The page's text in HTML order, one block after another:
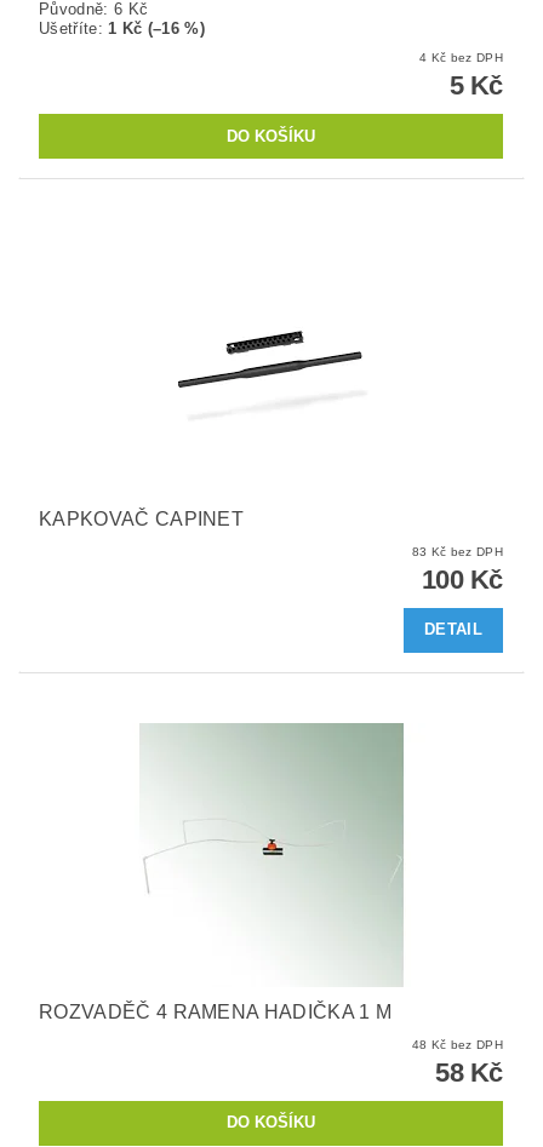
Původně: 6 Kč
Ušetříte:1 Kč (–16 %)
4 Kč bez DPH
5 Kč
KAPKOVAČ CAPINET
83 Kč bez DPH
100 Kč
DETAIL
ROZVADĚČ 4 RAMENA HADIČKA 1 M
48 Kč bez DPH
58 Kč